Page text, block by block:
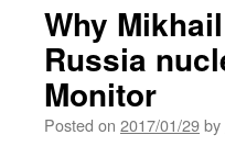
Why
Russia
Monitor
Posted on 2017/01/29by